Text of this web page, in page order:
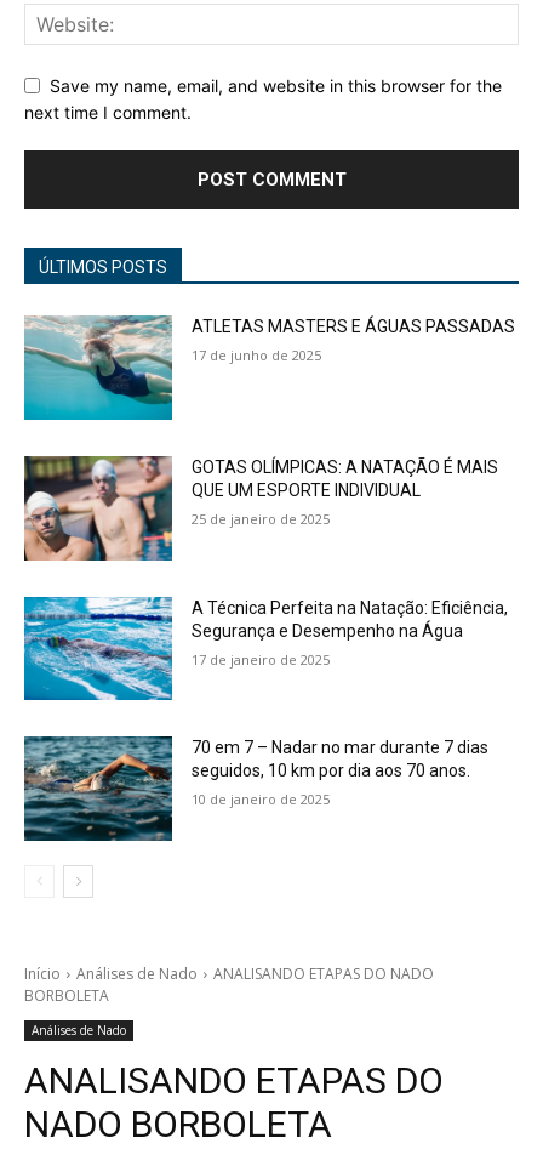
Save my name, email, and website in this browser for the
next time I comment.
ÚLTIMOS POSTS
ATLETAS MASTERS E ÁGUAS PASSADAS
17 de junho de 2025
GOTAS OLÍMPICAS: A NATAÇÃO É MAIS
QUE UM ESPORTE INDIVIDUAL
25 de janeiro de 2025
A Técnica Perfeita na Natação: Eficiência,
Segurança e Desempenho na Água
17 de janeiro de 2025
70 em 7 – Nadar no mar durante 7 dias
seguidos, 10 km por dia aos 70 anos.
10 de janeiro de 2025